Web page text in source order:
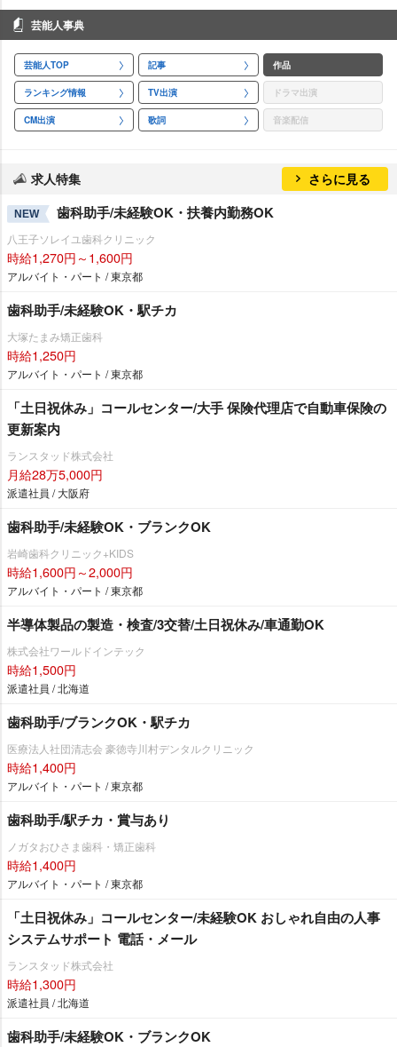
芸能人事典
芸能人TOP 記事 作品
ランキング情報 TV出演 ドラマ出演
CM出演 歌詞 音楽配信
求人特集 さらに見る
NEW 歯科助手/未経験OK・扶養内勤務OK
八王子ソレイユ歯科クリニック
時給1,270円～1,600円
アルバイト・パート / 東京都
歯科助手/未経験OK・駅チカ
大塚たまみ矯正歯科
時給1,250円
アルバイト・パート / 東京都
「土日祝休み」コールセンター/大手 保険代理店で自動車保険の
更新案内
ランスタッド株式会社
月給28万5,000円
派遣社員 / 大阪府
歯科助手/未経験OK・ブランクOK
崎歯科クリニック+KIDS
時給1,600円～2,000円
アルバイト・パート / 東京都
半導体製品の製造・検査/3交替/土日祝休み/車通勤OK
株式会社ワールドインテック
時給1,500円
派遣社員 / 北海道
歯科助手/ブランクOK・駅チカ
医療法人社団清志会 豪徳寺川村デンタルクリニック
時給1,400円
アルバイト・パート / 東京都
歯科助手/駅チカ・賞与あり
ノガタおひさま歯科・矯正歯科
時給1,400円
アルバイト・パート / 東京都
「土日祝休み」コールセンター/未経験OK おしゃれ自由の人事
システムサポート 電話・メール
ランスタッド株式会社
時給1,300円
派遣社員 / 北海道
歯科助手/未経験OK・ブランクOK